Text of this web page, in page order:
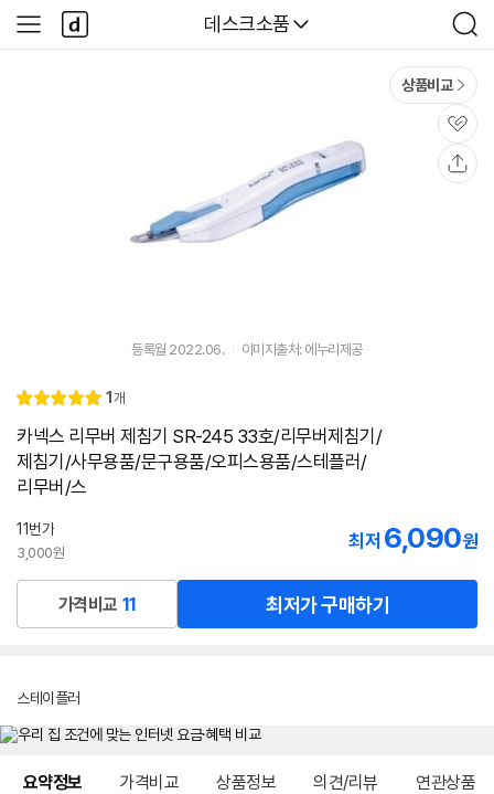
다나와
데스크소품
검
색
사
이
다
나
와
상품비교
관
심
등록월 2022.06. 이미지출처: 에누리제공
별
점
5.
리
1 개
카넥스 리무버 제침기 SR-245 33호/리무버제침기/
제침기/사무용품/문구용품/오피스용품/스테플러/
리무버/스
11번가
3,000원
최저 6,090원
가격비교 11 최저가 구매하기
스테이플러
요약정보 가격비교 상품정보 의견/리뷰 연관상품